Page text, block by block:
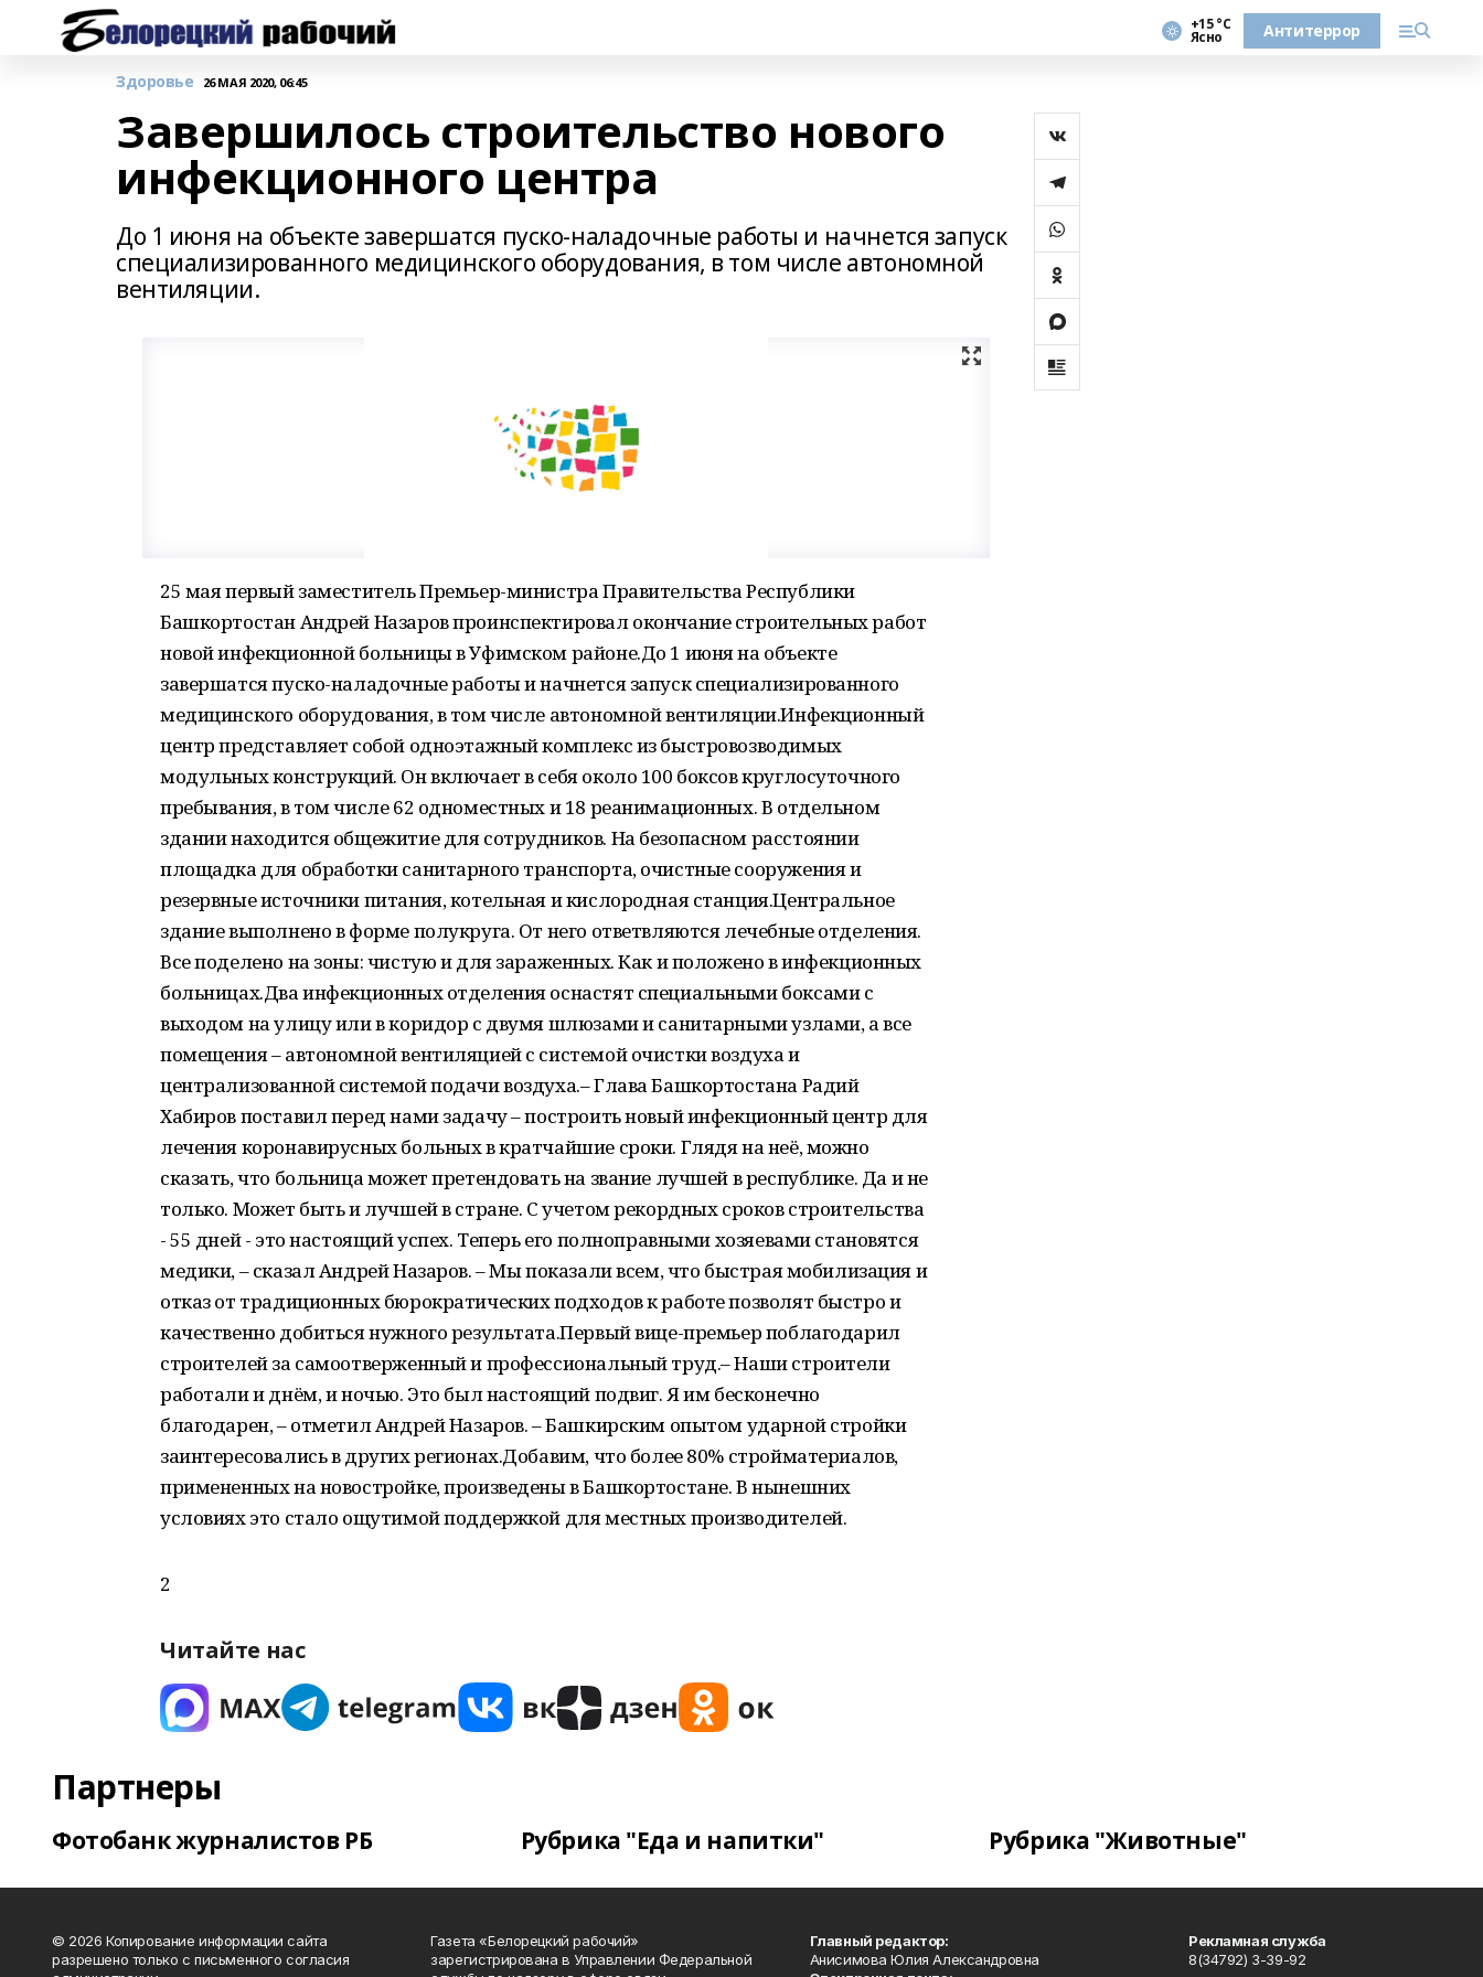
+15 °С
Ясно Антитеррор
Здоровье 26 МАЯ 2020, 06:45
Завершилось строительство нового
инфекционного центра
До 1 июня на объекте завершатся пуско-наладочные работы и начнется запуск
специализированного медицинского оборудования, в том числе автономной
вентиляции.
25 мая первый заместитель Премьер-министра Правительства Республики
Башкортостан Андрей Назаров проинспектировал окончание строительных работ
новой инфекционной больницы в Уфимском районе.До 1 июня на объекте
завершатся пуско-наладочные работы и начнется запуск специализированного
медицинского оборудования, в том числе автономной вентиляции.Инфекционный
центр представляет собой одноэтажный комплекс из быстровозводимых
модульных конструкций. Он включает в себя около 100 боксов круглосуточного
пребывания, в том числе 62 одноместных и 18 реанимационных. В отдельном
здании находится общежитие для сотрудников. На безопасном расстоянии
площадка для обработки санитарного транспорта, очистные сооружения и
резервные источники питания, котельная и кислородная станция.Центральное
здание выполнено в форме полукруга. От него ответвляются лечебные отделения.
Все поделено на зоны: чистую и для зараженных. Как и положено в инфекционных
больницах.Два инфекционных отделения оснастят специальными боксами с
выходом на улицу или в коридор с двумя шлюзами и санитарными узлами, а все
помещения – автономной вентиляцией с системой очистки воздуха и
централизованной системой подачи воздуха.– Глава Башкортостана Радий
Хабиров поставил перед нами задачу – построить новый инфекционный центр для
лечения коронавирусных больных в кратчайшие сроки. Глядя на неё, можно
сказать, что больница может претендовать на звание лучшей в республике. Да и не
только. Может быть и лучшей в стране. С учетом рекордных сроков строительства
- 55 дней - это настоящий успех. Теперь его полноправными хозяевами становятся
медики, – сказал Андрей Назаров. – Мы показали всем, что быстрая мобилизация и
отказ от традиционных бюрократических подходов к работе позволят быстро и
качественно добиться нужного результата.Первый вице-премьер поблагодарил
строителей за самоотверженный и профессиональный труд.– Наши строители
работали и днём, и ночью. Это был настоящий подвиг. Я им бесконечно
благодарен, – отметил Андрей Назаров. – Башкирским опытом ударной стройки
заинтересовались в других регионах.Добавим, что более 80% стройматериалов,
примененных на новостройке, произведены в Башкортостане. В нынешних
условиях это стало ощутимой поддержкой для местных производителей.
2
Читайте нас
Партнеры
Фотобанк журналистов РБ Рубрика "Еда и напитки" Рубрика "Животные"
© 2026 Копирование информации сайта
разрешено только с письменного согласия
Газета «Белорецкий рабочий»
зарегистрирована в Управлении Федеральной
Главный редактор:
Анисимова Юлия Александровна
Рекламная служба
8(34792) 3-39-92